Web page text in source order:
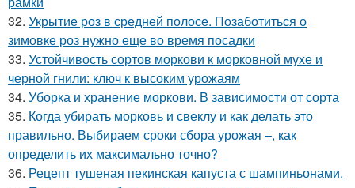
32. Укрытие роз в средней полосе. Позаботиться о
зимовке роз нужно еще во время посадки
33. Устойчивость сортов моркови к морковной мухе и
черной гнили: ключ к высоким урожаям
34. Уборка и хранение моркови. В зависимости от сорта
35. Когда убирать морковь и свеклу и как делать это
правильно. Выбираем сроки сбора урожая –, как
определить их максимально точно?
36. Рецепт тушеная пекинская капуста с шампиньонами.